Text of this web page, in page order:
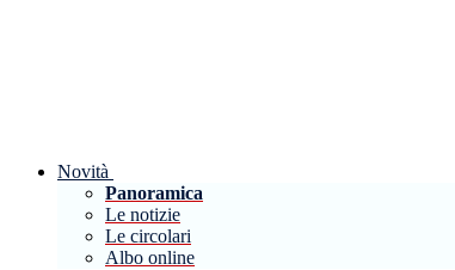
Novità
Panoramica
Le notizie
Le circolari
Albo online